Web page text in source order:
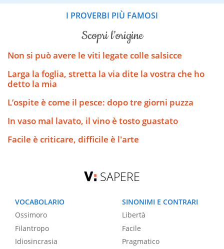
I PROVERBI PIÙ FAMOSI
scopri l’origine
Non si può avere le viti legate colle salsicce
Larga la foglia, stretta la via dite la vostra che ho
detto la mia
L’ospite è come il pesce: dopo tre giorni puzza
In vaso mal lavato, il vino è tosto guastato
Facile è criticare, difficile è l'arte
SAPERE
VOCABOLARIO
Ossimoro
Filantropo
Idiosincrasia
SINONIMI E CONTRARI
Libertà
Facile
Pragmatico